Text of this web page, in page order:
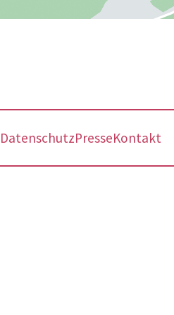
DatenschutzPresseKontakt